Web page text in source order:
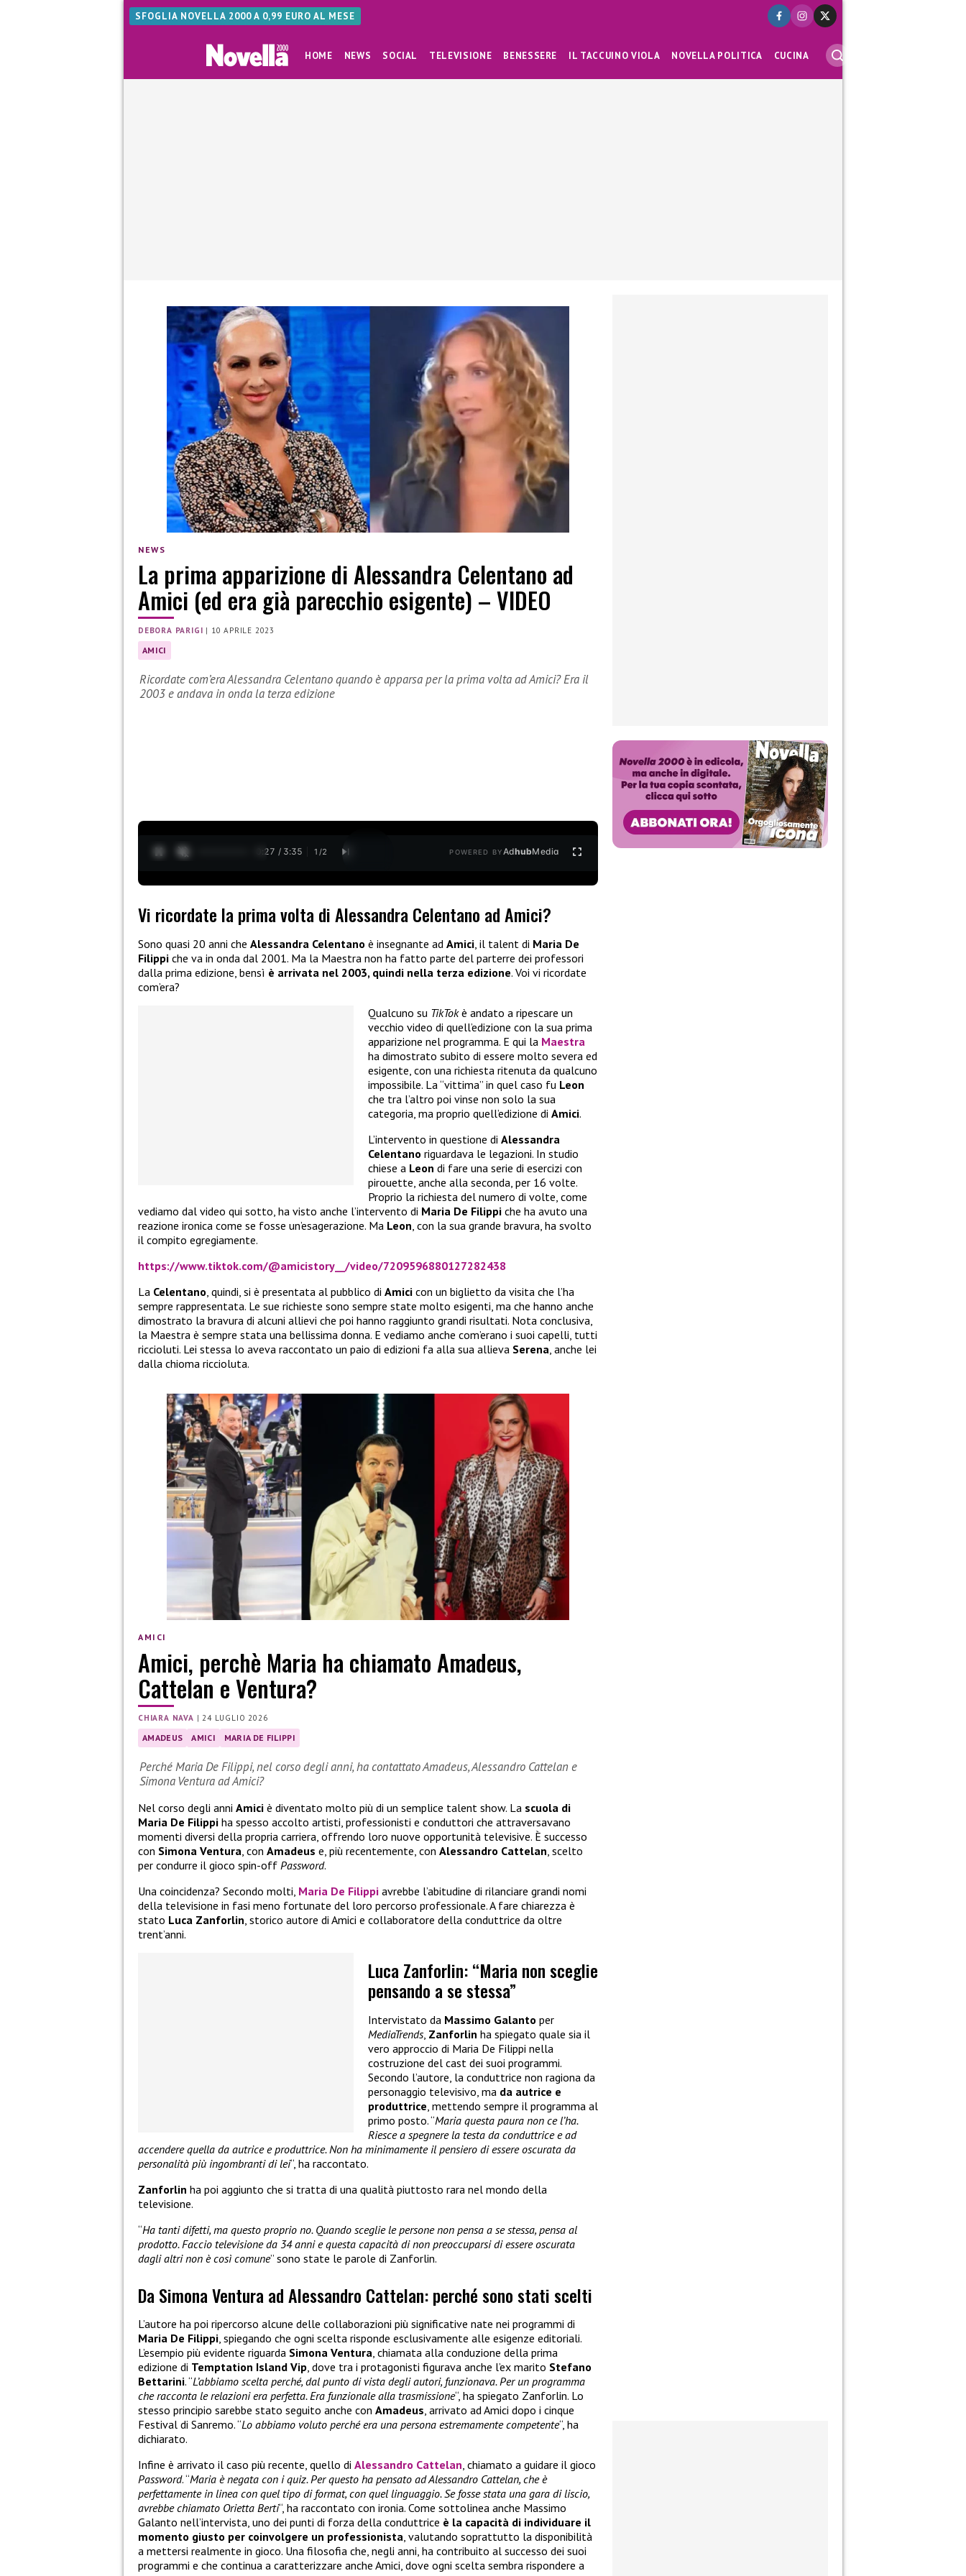
SFOGLIA NOVELLA 2000 A 0,99 EURO AL MESE
HOME NEWS SOCIAL TELEVISIONE BENESSERE IL TACCUINO VIOLA NOVELLA POLITICA CUCINA
NEWS
La prima apparizione di Alessandra Celentano ad
Amici (ed era già parecchio esigente) – VIDEO
DEBORA PARIGI | 10 APRILE 2023
AMICI
Ricordate com’era Alessandra Celentano quando è apparsa per la prima volta ad Amici? Era il
2003 e andava in onda la terza edizione
0:28 / 3:35 1 /2 POWERED BYAdhubMedia
Vi ricordate la prima volta di Alessandra Celentano ad Amici?
Sono quasi 20 anni che Alessandra Celentano è insegnante ad Amici, il talent di Maria De
Filippi che va in onda dal 2001. Ma la Maestra non ha fatto parte del parterre dei professori
dalla prima edizione, bensì è arrivata nel 2003, quindi nella terza edizione. Voi vi ricordate
com’era?
Qualcuno su TikTokè andato a ripescare un
vecchio video di quell’edizione con la sua prima
apparizione nel programma. E qui la Maestra
ha dimostrato subito di essere molto severa ed
esigente, con una richiesta ritenuta da qualcuno
impossibile. La “vittima” in quel caso fu Leon
che tra l’altro poi vinse non solo la sua
categoria, ma proprio quell’edizione di Amici.
L’intervento in questione di Alessandra
Celentano riguardava le legazioni. In studio
chiese a Leon di fare una serie di esercizi con
pirouette, anche alla seconda, per 16 volte.
Proprio la richiesta del numero di volte, come
vediamo dal video qui sotto, ha visto anche l’intervento di Maria De Filippi che ha avuto una
reazione ironica come se fosse un’esagerazione. Ma Leon, con la sua grande bravura, ha svolto
il compito egregiamente.
https://www.tiktok.com/@amicistory__/video/7209596880127282438
La Celentano, quindi, si è presentata al pubblico di Amici con un biglietto da visita che l’ha
sempre rappresentata. Le sue richieste sono sempre state molto esigenti, ma che hanno anche
dimostrato la bravura di alcuni allievi che poi hanno raggiunto grandi risultati. Nota conclusiva,
la Maestra è sempre stata una bellissima donna. E vediamo anche com’erano i suoi capelli, tutti
riccioluti. Lei stessa lo aveva raccontato un paio di edizioni fa alla sua allieva Serena, anche lei
dalla chioma riccioluta.
AMICI
Amici, perchè Maria ha chiamato Amadeus,
Cattelan e Ventura?
CHIARA NAVA |24 LUGLIO 2026
AMADEUS AMICI MARIA DE FILIPPI
Perché Maria De Filippi, nel corso degli anni, ha contattato Amadeus, Alessandro Cattelan e
Simona Ventura ad Amici?
Nel corso degli anni Amici è diventato molto più di un semplice talent show. La scuola di
Maria De Filippi ha spesso accolto artisti, professionisti e conduttori che attraversavano
momenti diversi della propria carriera, offrendo loro nuove opportunità televisive. È successo
con Simona Ventura, con Amadeus e, più recentemente, con Alessandro Cattelan, scelto
per condurre il gioco spin-off Password.
Una coincidenza? Secondo molti, Maria De Filippi avrebbe l’abitudine di rilanciare grandi nomi
della televisione in fasi meno fortunate del loro percorso professionale. A fare chiarezza è
stato Luca Zanforlin, storico autore di Amici e collaboratore della conduttrice da oltre
trent’anni.
Luca Zanforlin: “Maria non sceglie
pensando a se stessa”
Intervistato da Massimo Galanto per
MediaTrends, Zanforlin ha spiegato quale sia il
vero approccio di Maria De Filippi nella
costruzione del cast dei suoi programmi.
Secondo l’autore, la conduttrice non ragiona da
personaggio televisivo, ma da autrice e
produttrice, mettendo sempre il programma al
primo posto. “Maria questa paura non ce l’ha.
Riesce a spegnere la testa da conduttrice e ad
accendere quella da autrice e produttrice. Non ha minimamente il pensiero di essere oscurata da
personalità più ingombranti di lei“, ha raccontato.
Zanforlin ha poi aggiunto che si tratta di una qualità piuttosto rara nel mondo della
televisione.
“Ha tanti difetti, ma questo proprio no. Quando sceglie le persone non pensa a se stessa, pensa al
prodotto. Faccio televisione da 34 anni e questa capacità di non preoccuparsi di essere oscurata
dagli altri non è così comune” sono state le parole di Zanforlin.
Da Simona Ventura ad Alessandro Cattelan: perché sono stati scelti
L’autore ha poi ripercorso alcune delle collaborazioni più significative nate nei programmi di
Maria De Filippi, spiegando che ogni scelta risponde esclusivamente alle esigenze editoriali.
L’esempio più evidente riguarda Simona Ventura, chiamata alla conduzione della prima
edizione di Temptation Island Vip, dove tra i protagonisti figurava anche l’ex marito Stefano
Bettarini. “L’abbiamo scelta perché, dal punto di vista degli autori, funzionava. Per un programma
che racconta le relazioni era perfetta. Era funzionale alla trasmissione“, ha spiegato Zanforlin. Lo
stesso principio sarebbe stato seguito anche con Amadeus, arrivato ad Amici dopo i cinque
Festival di Sanremo. “Lo abbiamo voluto perché era una persona estremamente competente“, ha
dichiarato.
Infine è arrivato il caso più recente, quello di Alessandro Cattelan, chiamato a guidare il gioco
Password. “Maria è negata con i quiz. Per questo ha pensato ad Alessandro Cattelan, che è
perfettamente in linea con quel tipo di format, con quel linguaggio. Se fosse stata una gara di liscio,
avrebbe chiamato Orietta Berti“, ha raccontato con ironia. Come sottolinea anche Massimo
Galanto nell’intervista, uno dei punti di forza della conduttrice è la capacità di individuare il
momento giusto per coinvolgere un professionista, valutando soprattutto la disponibilità
a mettersi realmente in gioco. Una filosofia che, negli anni, ha contribuito al successo dei suoi
programmi e che continua a caratterizzare anche Amici, dove ogni scelta sembra rispondere a